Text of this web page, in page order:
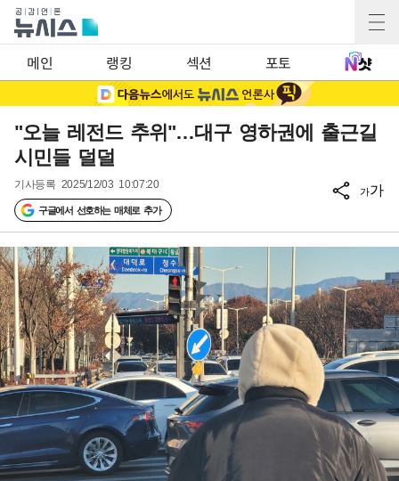
메인 랭킹 섹션 포토
"오늘 레전드 추위"…대구 영하권에 출근길
시민들 덜덜
기사등록 2025/12/03 10:07:20
구글에서 선호하는 매체로 추가
가가